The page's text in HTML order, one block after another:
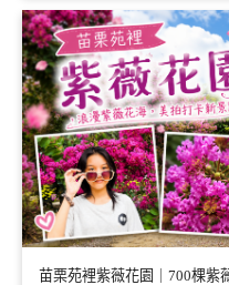
苗栗苑裡紫薇花園｜700棵紫